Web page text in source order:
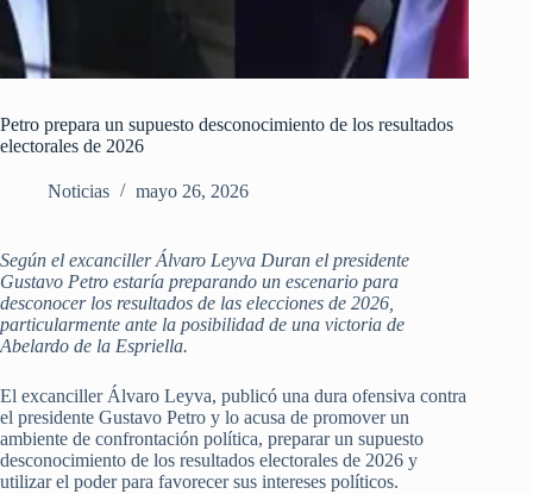
Petro prepara un supuesto desconocimiento de los resultados
electorales de 2026
Noticias mayo 26, 2026
Según el excanciller Álvaro Leyva Duran el presidente
Gustavo Petro estaría preparando un escenario para
desconocer los resultados de las elecciones de 2026,
particularmente ante la posibilidad de una victoria de
Abelardo de la Espriella.
El excanciller Álvaro Leyva, publicó una dura ofensiva contra
el presidente Gustavo Petro y lo acusa de promover un
ambiente de confrontación política, preparar un supuesto
desconocimiento de los resultados electorales de 2026 y
utilizar el poder para favorecer sus intereses políticos.